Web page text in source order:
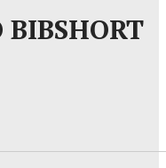
BIBSHORT